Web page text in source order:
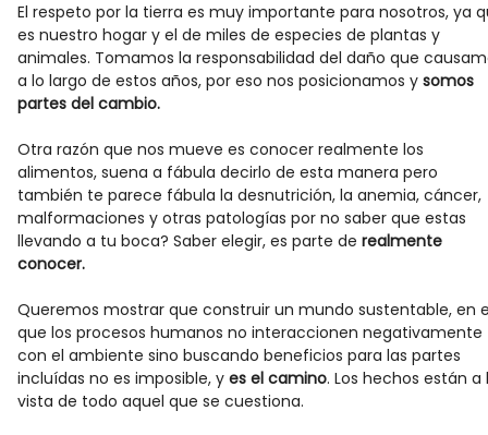
El respeto por la tierra es muy importante para nosotros, ya
es nuestro hogar y el de miles de especies de plantas y
animales. Tomamos la responsabilidad del daño que
a lo largo de estos años, por eso nos posicionamos y somos
partes del cambio.
Otra razón que nos mueve es conocer realmente los
alimentos, suena a fábula decirlo de esta manera pero
también te parece fábula la desnutrición, la anemia, cáncer,
malformaciones y otras patologías por no saber que estas
llevando a tu boca? Saber elegir, es parte de realmente
conocer.
Queremos mostrar que construir un mundo sustentable, en
que los procesos humanos no interaccionen negativamente
con el ambiente sino buscando beneficios para las partes
incluídas no es imposible, y es el camino. Los hechos están a
vista de todo aquel que se cuestiona.